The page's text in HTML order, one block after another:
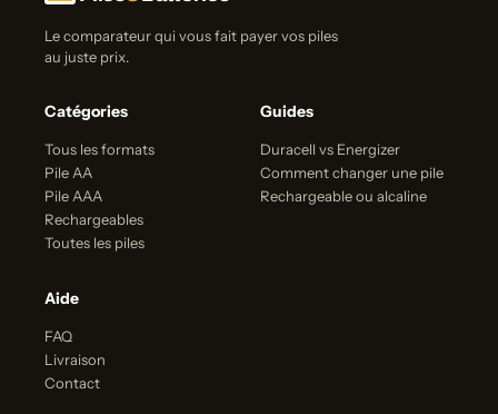
Le comparateur qui vous fait payer vos piles
au juste prix.
Catégories
Tous les formats
Pile AA
Pile AAA
Rechargeables
Toutes les piles
Guides
Duracell vs Energizer
Comment changer une pile
Rechargeable ou alcaline
Aide
FAQ
Livraison
Contact